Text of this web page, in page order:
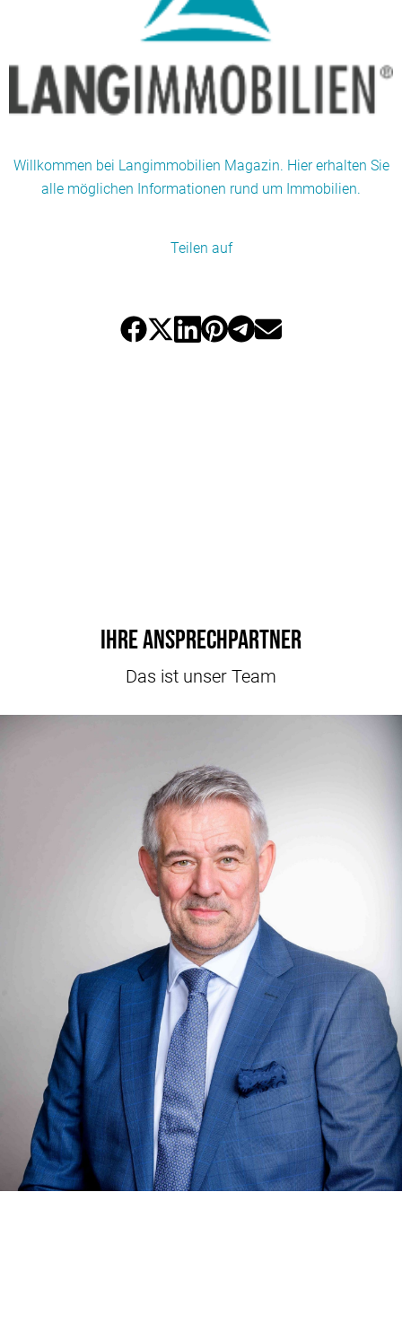
Willkommen bei Langimmobilien Magazin. Hier erhalten Sie
alle möglichen Informationen rund um Immobilien.
Teilen auf
Ihre Ansprechpartner
Das ist unser Team